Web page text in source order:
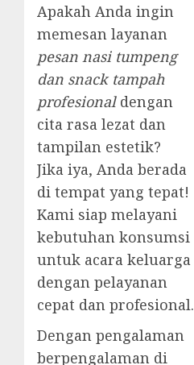
Apakah Anda ingin
memesan layanan
pesan nasi tumpeng
dan snack tampah
profesionaldengan
cita rasa lezat dan
tampilan estetik?
Jika iya, Anda berada
di tempat yang tepat!
Kami siap melayani
kebutuhan konsumsi
untuk acara keluarga
dengan pelayanan
cepat dan profesional.
Dengan pengalaman
berpengalaman di